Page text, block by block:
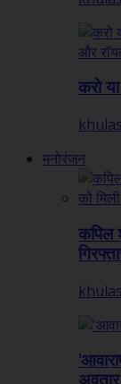
करो
मनोरंजन
कपिल